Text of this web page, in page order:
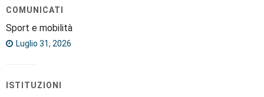
COMUNICATI
Sport e mobilità
Luglio 31, 2026
ISTITUZIONI